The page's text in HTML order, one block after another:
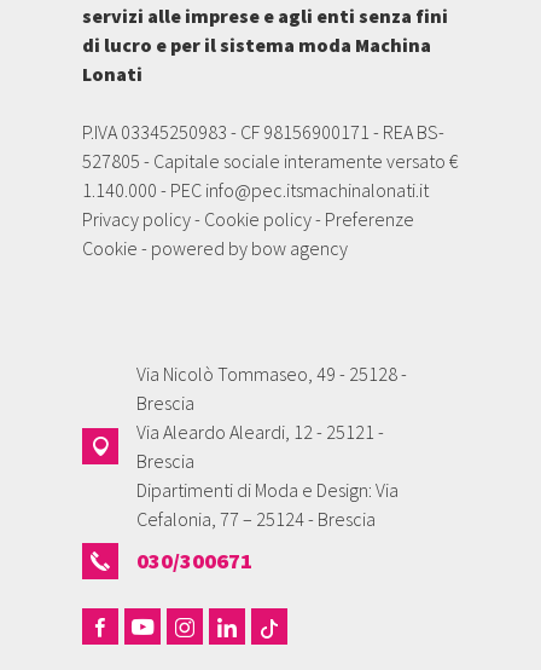
servizi alle imprese e agli enti senza fini
di lucro e per il sistema moda Machina
Lonati
P.IVA 03345250983 - CF 98156900171 - REA BS-
527805 - Capitale sociale interamente versato €
1.140.000 - PEC info@pec.itsmachinalonati.it
Privacy policy- Cookie policy- Preferenze
Cookie - powered by bow agency
Via Nicolò Tommaseo, 49 - 25128 -
Brescia
Via Aleardo Aleardi, 12 - 25121 -
Brescia
Dipartimenti di Moda e Design: Via
Cefalonia, 77 – 25124 - Brescia
030/300671